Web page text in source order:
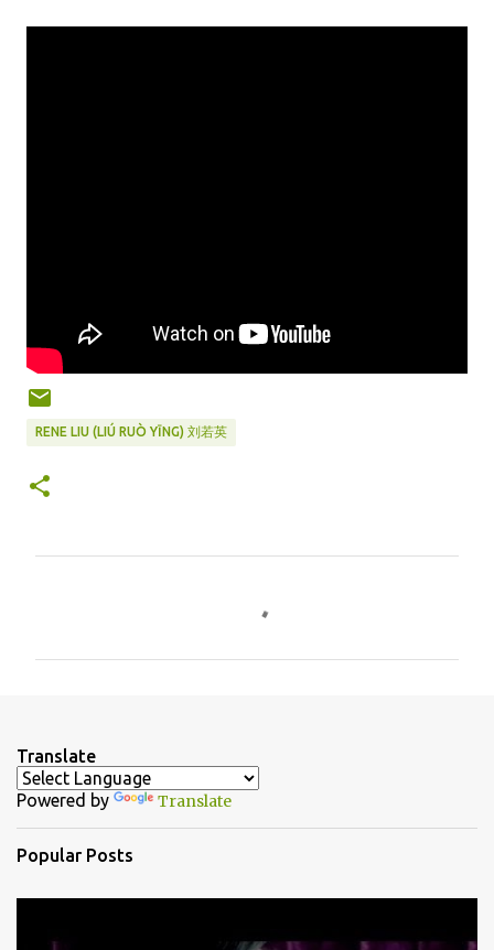
RENE LIU (LIÚ RUÒ YĪNG) 刘若英
t
s
Translate
Powered by Translate
Popular Posts